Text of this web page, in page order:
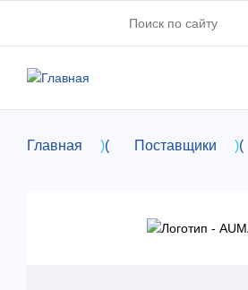
Главная )( Поставщики )(